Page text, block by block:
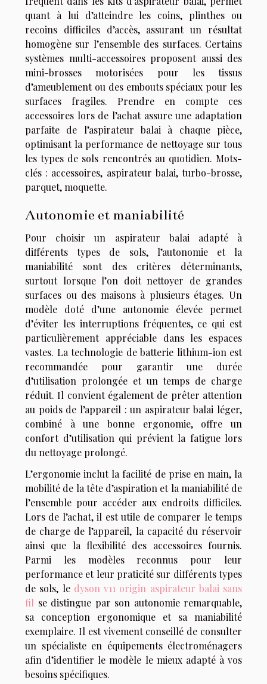
quant à lui d’atteindre les coins, plinthes ou
recoins difficiles d’accès, assurant un résultat
homogène sur l’ensemble des surfaces. Certains
systèmes multi-accessoires proposent aussi des
mini-brosses motorisées pour les tissus
d’ameublement ou des embouts spéciaux pour les
surfaces fragiles. Prendre en compte ces
accessoires lors de l’achat assure une adaptation
parfaite de l’aspirateur balai à chaque pièce,
optimisant la performance de nettoyage sur tous
les types de sols rencontrés au quotidien. Mots-
clés : accessoires, aspirateur balai, turbo-brosse,
parquet, moquette.
Autonomie et maniabilité
Pour choisir un aspirateur balai adapté à
différents types de sols, l’autonomie et la
maniabilité sont des critères déterminants,
surtout lorsque l’on doit nettoyer de grandes
surfaces ou des maisons à plusieurs étages. Un
modèle doté d’une autonomie élevée permet
d’éviter les interruptions fréquentes, ce qui est
particulièrement appréciable dans les espaces
vastes. La technologie de batterie lithium-ion est
recommandée pour garantir une durée
d’utilisation prolongée et un temps de charge
réduit. Il convient également de prêter attention
au poids de l’appareil : un aspirateur balai léger,
combiné à une bonne ergonomie, offre un
confort d’utilisation qui prévient la fatigue lors
du nettoyage prolongé.
L’ergonomie inclut la facilité de prise en main, la
mobilité de la tête d’aspiration et la maniabilité de
l’ensemble pour accéder aux endroits difficiles.
Lors de l’achat, il est utile de comparer le temps
de charge de l’appareil, la capacité du réservoir
ainsi que la flexibilité des accessoires fournis.
Parmi les modèles reconnus pour leur
performance et leur praticité sur différents types
de sols, le dyson v11 origin aspirateur balai sans
fil se distingue par son autonomie remarquable,
sa conception ergonomique et sa maniabilité
exemplaire. Il est vivement conseillé de consulter
un spécialiste en équipements électroménagers
afin d’identifier le modèle le mieux adapté à vos
besoins spécifiques.